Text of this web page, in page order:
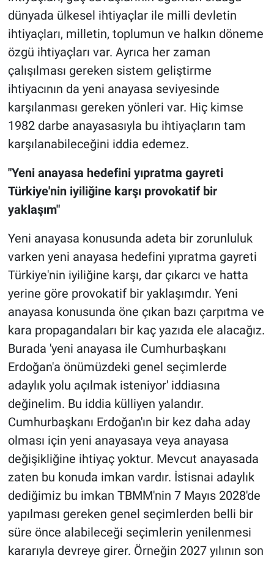
dünyada ülkesel ihtiyaçlar ile milli devletin
ihtiyaçları, milletin, toplumun ve halkın döneme
özgü ihtiyaçları var. Ayrıca her zaman
çalışılması gereken sistem geliştirme
ihtiyacının da yeni anayasa seviyesinde
karşılanması gereken yönleri var. Hiç kimse
1982 darbe anayasasıyla bu ihtiyaçların tam
karşılanabileceğini iddia edemez.
"Yeni anayasa hedefini yıpratma gayreti
Türkiye'nin iyiliğine karşı provokatif bir
yaklaşım"
Yeni anayasa konusunda adeta bir zorunluluk
varken yeni anayasa hedefini yıpratma gayreti
Türkiye'nin iyiliğine karşı, dar çıkarcı ve hatta
yerine göre provokatif bir yaklaşımdır. Yeni
anayasa konusunda öne çıkan bazı çarpıtma ve
kara propagandaları bir kaç yazıda ele alacağız.
Burada 'yeni anayasa ile Cumhurbaşkanı
Erdoğan'a önümüzdeki genel seçimlerde
adaylık yolu açılmak isteniyor' iddiasına
değinelim. Bu iddia külliyen yalandır.
Cumhurbaşkanı Erdoğan'ın bir kez daha aday
olması için yeni anayasaya veya anayasa
değişikliğine ihtiyaç yoktur. Mevcut anayasada
zaten bu konuda imkan vardır. İstisnai adaylık
dediğimiz bu imkan TBMM'nin 7 Mayıs 2028'de
yapılması gereken genel seçimlerden belli bir
süre önce alabileceği seçimlerin yenilenmesi
kararıyla devreye girer. Örneğin 2027 yılının son